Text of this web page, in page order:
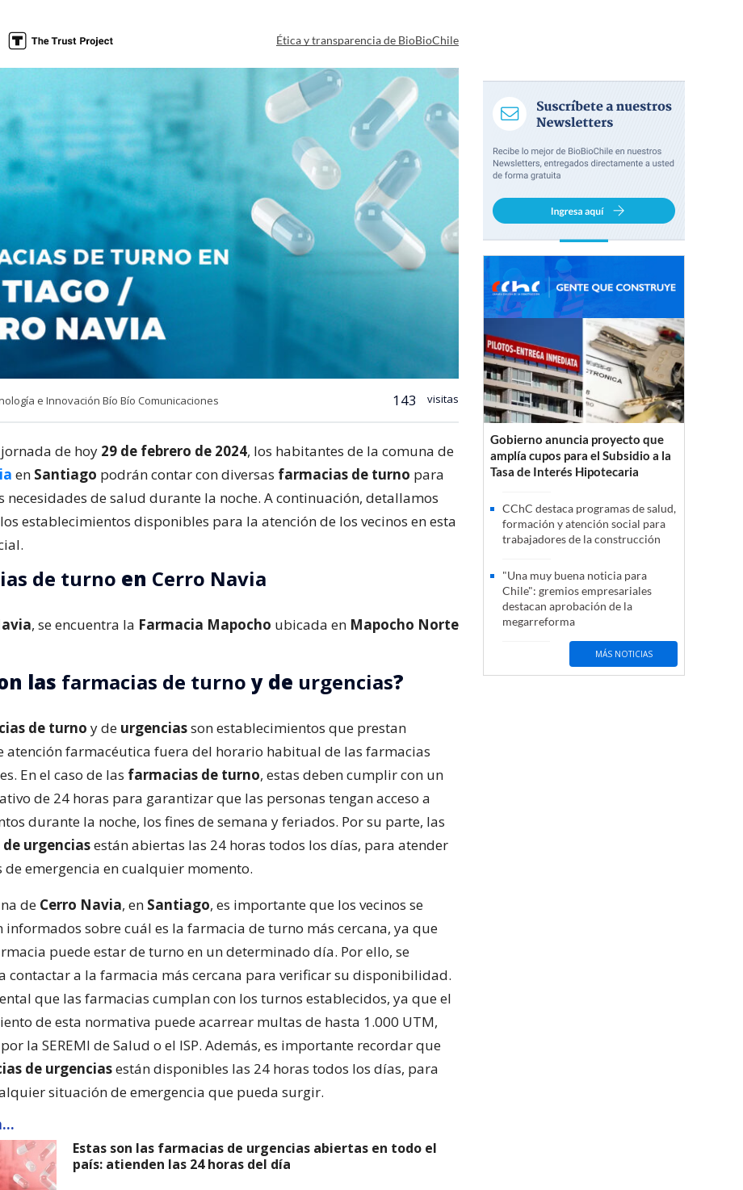
Ética y transparencia de BioBioChile
e Innovación Bío Bío Comunicaciones 143 visitas
de hoy 29 de febrero de 2024, los habitantes de la comuna de
en Santiago podrán contar con diversas farmacias de turno para
necesidades de salud durante la noche. A continuación, detallamos
establecimientos disponibles para la atención de los vecinos en esta
de turno en Cerro Navia
, se encuentra la Farmacia Mapocho ubicada en Mapocho Norte
las farmacias de turno y de urgencias?
de turno y de urgenciasson establecimientos que prestan
atención farmacéutica fuera del horario habitual de las farmacias
En el caso de las farmacias de turno, estas deben cumplir con un
de 24 horas para garantizar que las personas tengan acceso a
durante la noche, los fines de semana y feriados. Por su parte, las
urgenciasestán abiertas las 24 horas todos los días, para atender
de emergencia en cualquier momento.
de Cerro Navia, en Santiago, es importante que los vecinos se
informados sobre cuál es la farmacia de turno más cercana, ya que
puede estar de turno en un determinado día. Por ello, se
contactar a la farmacia más cercana para verificar su disponibilidad.
que las farmacias cumplan con los turnos establecidos, ya que el
de esta normativa puede acarrear multas de hasta 1.000 UTM,
la SEREMI de Salud o el ISP. Además, es importante recordar que
de urgenciasestán disponibles las 24 horas todos los días, para
situación de emergencia que pueda surgir.
Estas son las farmacias de urgencias abiertas en todo el
país: atienden las 24 horas del día
Gobierno anuncia proyecto que
amplía cupos para el Subsidio a la
Tasa de Interés Hipotecaria
CChC destaca programas de salud,
formación y atención social para
trabajadores de la construcción
"Una muy buena noticia para
Chile": gremios empresariales
destacan aprobación de la
megarreforma
MÁS NOTICIAS